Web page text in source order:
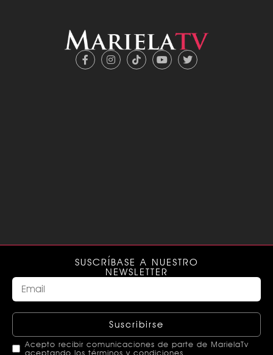
SUSCRÍBASE A NUESTRO
NEWSLETTER
Suscribirse
Acepto recibir comunicaciones de parte de MarielaTv
aceptando los términos y condiciones